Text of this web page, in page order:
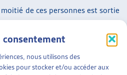
consentement
nous utilisons des
pour stocker et/ou accéder aux
de ces personnes est sortie
plus aucune prestation deux ans
il est perçu une prestation
sécurité sociale et seuls 6% des